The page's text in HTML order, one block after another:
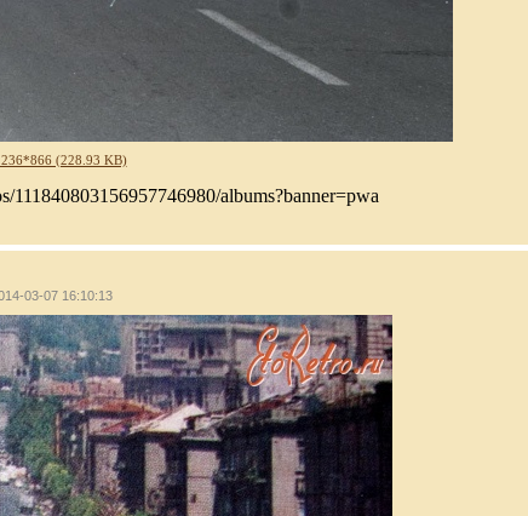
(228.93 KB)
albums?banner=pwa
03-07 16:10:13